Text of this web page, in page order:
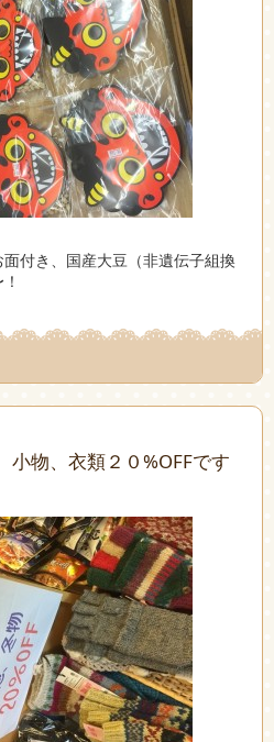
付き、国産大豆（非遺伝子組換
小物、衣類２０%OFFです